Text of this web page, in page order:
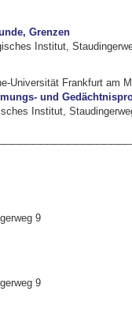
Grenzen
Institut,
Universität Frankfurt am
und
Institut,
9
9